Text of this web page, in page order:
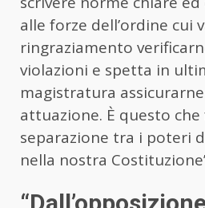
alle forze dell’ordine cui
ringraziamento
violazioni e spetta in
magistratura
attuazione. È questo
separazione tra i poteri
nella nostra